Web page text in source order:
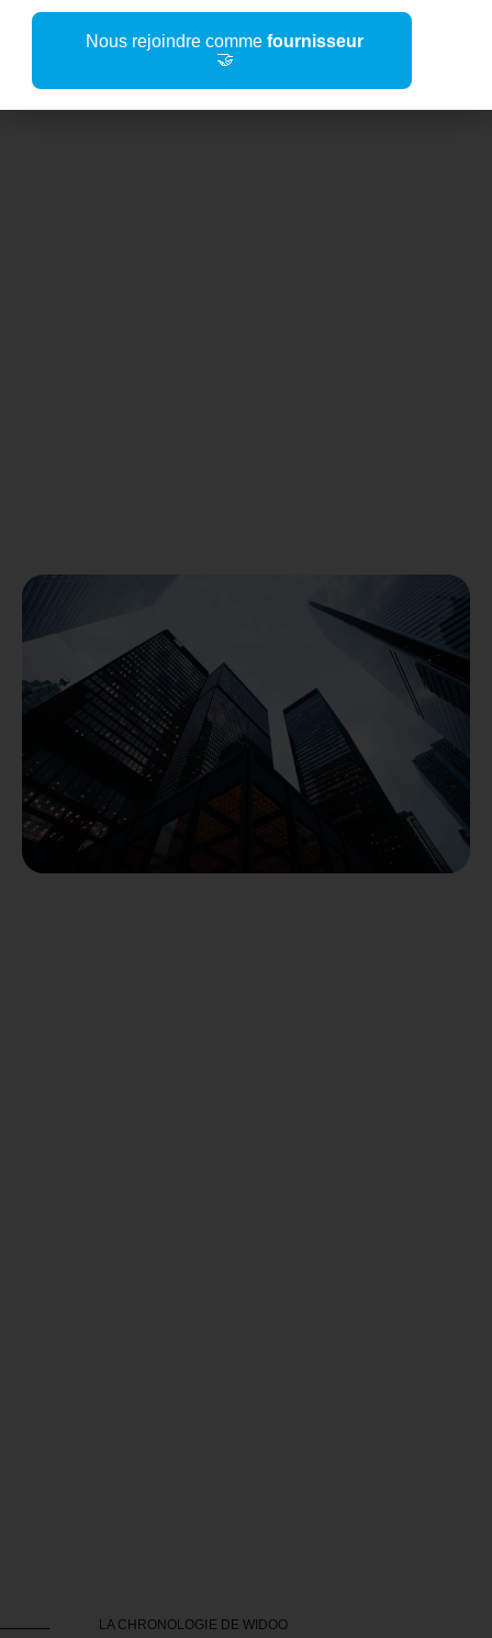
LA CHRONOLOGIE DE WIDOO
Nous rejoindre commefournisseur
🤝